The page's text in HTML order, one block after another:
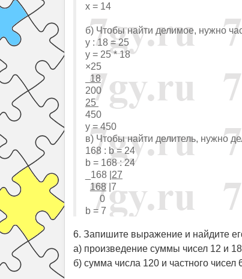
x = 14
б) Чтобы найти делимое, нужно
y : 18 = 25
y = 25 * 18
×25
18
200
25
450
y = 450
в) Чтобы найти делитель, нужно
168 : b = 24
b = 168 : 24
_168 |27
168|7
0
b = 7
6. Запишите выражение и найдите
а) произведение суммы чисел 12 и
б) сумма числа 120 и частного чисел